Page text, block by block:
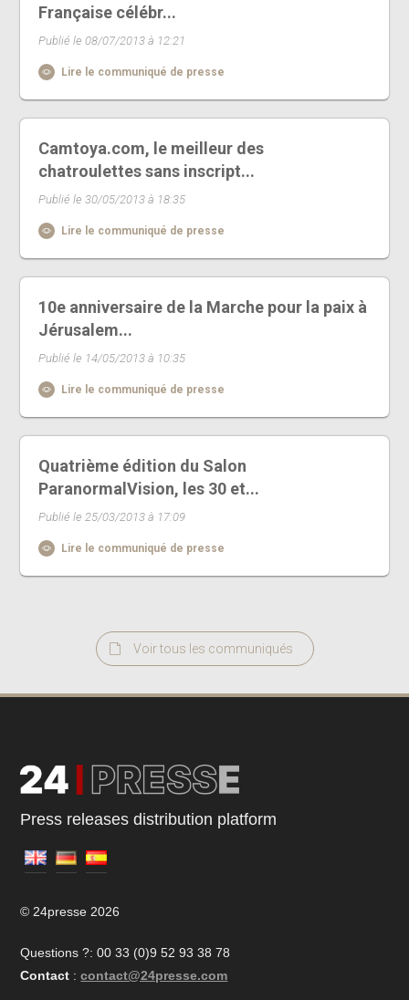
Française célébr...
Publié le 08/07/2013 à 12:21
Lire le communiqué de presse
Camtoya.com, le meilleur des
chatroulettes sans inscript...
Publié le 30/05/2013 à 18:35
Lire le communiqué de presse
10e anniversaire de la Marche pour la paix à
Jérusalem...
Publié le 14/05/2013 à 10:35
Lire le communiqué de presse
Quatrième édition du Salon
ParanormalVision, les 30 et...
Publié le 25/03/2013 à 17:09
Lire le communiqué de presse
Voir tous les communiqués
Press releases distribution platform
© 24presse 2026
Questions ?: 00 33 (0)9 52 93 38 78
Contact : contact@24presse.com